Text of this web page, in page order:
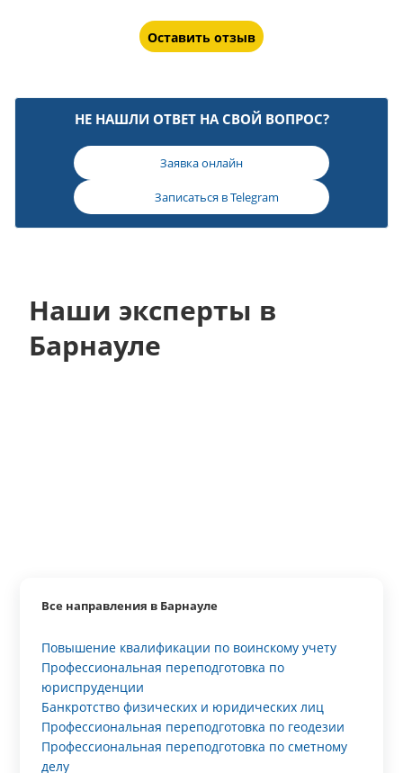
Оставить отзыв
НЕ НАШЛИ ОТВЕТ НА СВОЙ ВОПРОС?
Заявка онлайн
Записаться вTelegram
Наши эксперты в
Барнауле
Все направления в Барнауле
Повышение квалификации по воинскому учету
Профессиональная переподготовка по
юриспруденции
Банкротство физических и юридических лиц
Профессиональная переподготовка по геодезии
Профессиональная переподготовка по сметному
делу